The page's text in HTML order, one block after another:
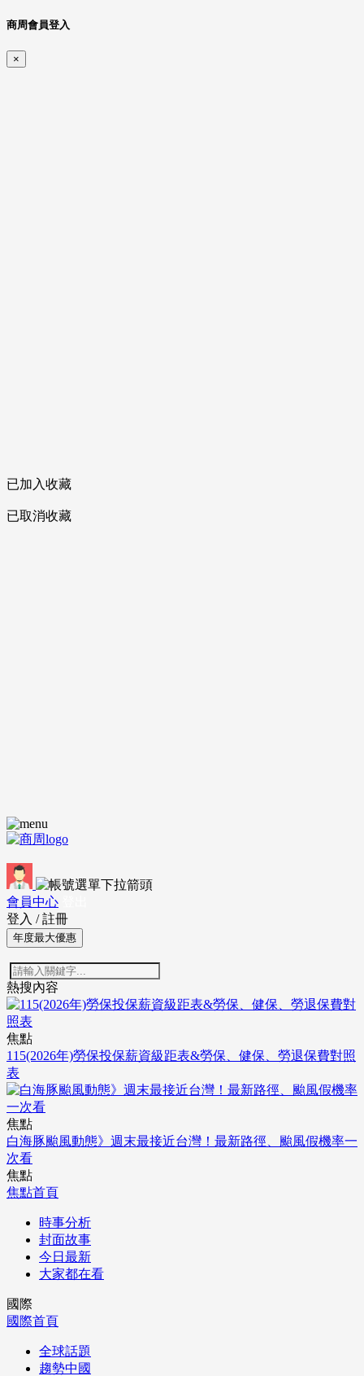
商周會員登入
×
已加入收藏
已取消收藏
會員中心
登入 / 註冊
年度最大優惠
熱搜內容
焦點
115(2026年)勞保投保薪資級距表&勞保、健保、勞退保費對照
表
焦點
白海豚颱風動態》週末最接近台灣！最新路徑、颱風假機率一
次看
焦點
焦點首頁
時事分析
封面故事
今日最新
大家都在看
國際
國際首頁
全球話題
趨勢中國